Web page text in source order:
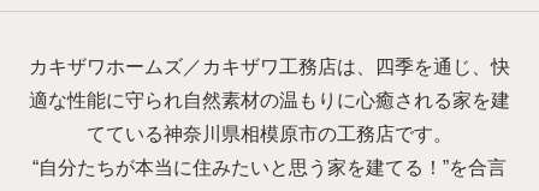
カキザワホームズ／カキザワ工務店は、四季を通じ、快
適な性能に守られ自然素材の温もりに心癒される家を建
てている神奈川県相模原市の工務店です。
“自分たちが本当に住みたいと思う家を建てる！”を合言